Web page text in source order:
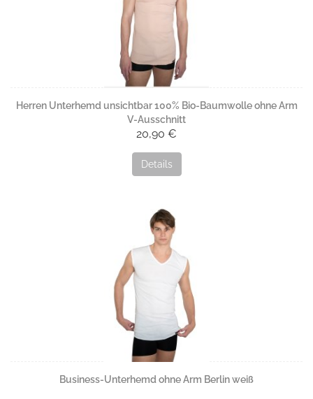
Herren Unterhemd unsichtbar 100% Bio-Baumwolle ohne Arm
V-Ausschnitt
20,90 €
Details
Business-Unterhemd ohne Arm Berlin weiß